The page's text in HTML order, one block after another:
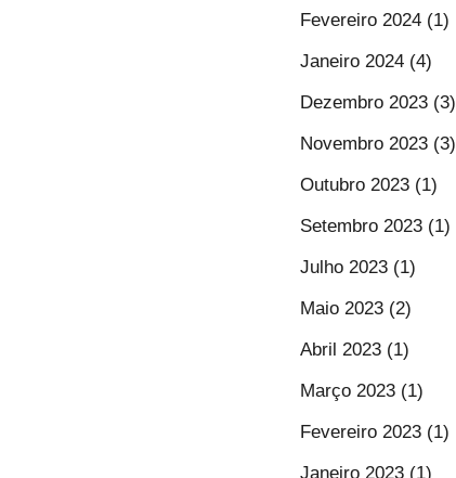
Fevereiro 2024 (1)
Janeiro 2024 (4)
Dezembro 2023 (3)
Novembro 2023 (3)
Outubro 2023 (1)
Setembro 2023 (1)
Julho 2023 (1)
Maio 2023 (2)
Abril 2023 (1)
Março 2023 (1)
Fevereiro 2023 (1)
Janeiro 2023 (1)